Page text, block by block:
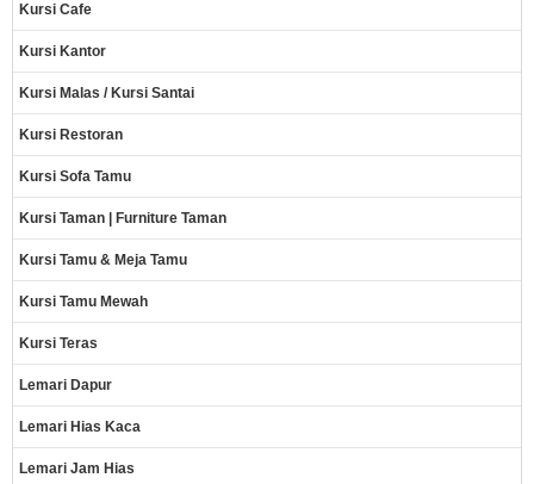
Kursi Cafe
Kursi Kantor
Kursi Malas / Kursi Santai
Kursi Restoran
Kursi Sofa Tamu
Kursi Taman | Furniture Taman
Kursi Tamu & Meja Tamu
Kursi Tamu Mewah
Kursi Teras
Lemari Dapur
Lemari Hias Kaca
Lemari Jam Hias